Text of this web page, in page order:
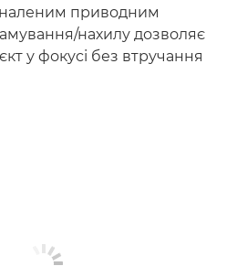
приводним
нахилу дозволяє
у фокусі без втручання